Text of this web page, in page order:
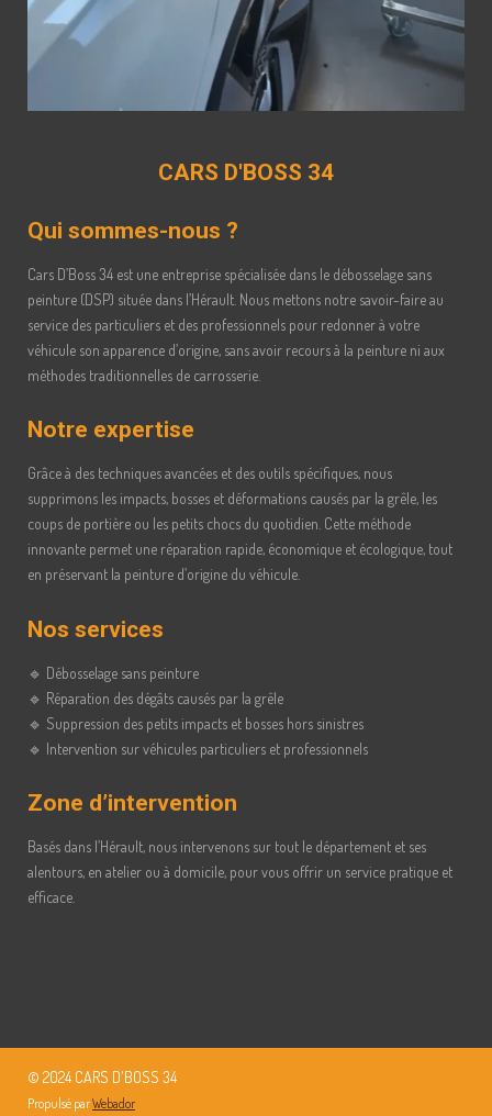
CARS D'BOSS 34
Qui sommes-nous ?
Cars D’Boss 34 est une entreprise spécialisée dans le débosselage sans
peinture (DSP) située dans l’Hérault. Nous mettons notre savoir-faire au
service des particuliers et des professionnels pour redonner à votre
véhicule son apparence d’origine, sans avoir recours à la peinture ni aux
méthodes traditionnelles de carrosserie.
Notre expertise
Grâce à des techniques avancées et des outils spécifiques, nous
supprimons les impacts, bosses et déformations causés par la grêle, les
coups de portière ou les petits chocs du quotidien. Cette méthode
innovante permet une réparation rapide, économique et écologique, tout
en préservant la peinture d’origine du véhicule.
Nos services
🔹 Débosselage sans peinture
🔹 Réparation des dégâts causés par la grêle
🔹 Suppression des petits impacts et bosses hors sinistres
🔹 Intervention sur véhicules particuliers et professionnels
Zone d’intervention
Basés dans l’Hérault, nous intervenons sur tout le département et ses
alentours, en atelier ou à domicile, pour vous offrir un service pratique et
efficace.
© 2024 CARS D'BOSS 34
Propulsé parWebador